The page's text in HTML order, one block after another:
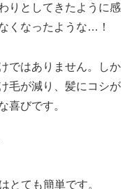
りとしてきたように感
くなったような…！
ではありません。しか
毛が減り、髪にコシが
喜びです。
とても簡単です。